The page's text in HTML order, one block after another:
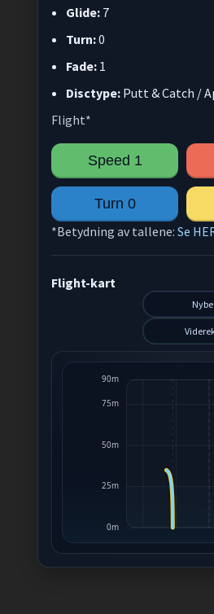
Glide: 7
Turn:0
Fade: 1
Disctype: Putt & Catch /
Flight*
Speed 1
Turn 0
*Betydning av tallene: Se
Flight-kart
0m
25m
50m
75m
90m